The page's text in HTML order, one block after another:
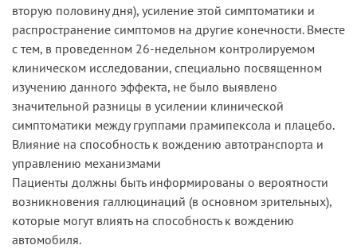
вторую половину дня), усиление этой симптоматики и
распространение симптомов на другие конечности. Вместе
с тем, в проведенном 26-недельном контролируемом
клиническом исследовании, специально посвященном
изучению данного эффекта, не было выявлено
значительной разницы в усилении клинической
симптоматики между группами прамипексола и плацебо.
Влияние на способность к вождению автотранспорта и
управлению механизмами
Пациенты должны быть информированы о вероятности
возникновения галлюцинаций (в основном зрительных),
которые могут влиять на способность к вождению
автомобиля.